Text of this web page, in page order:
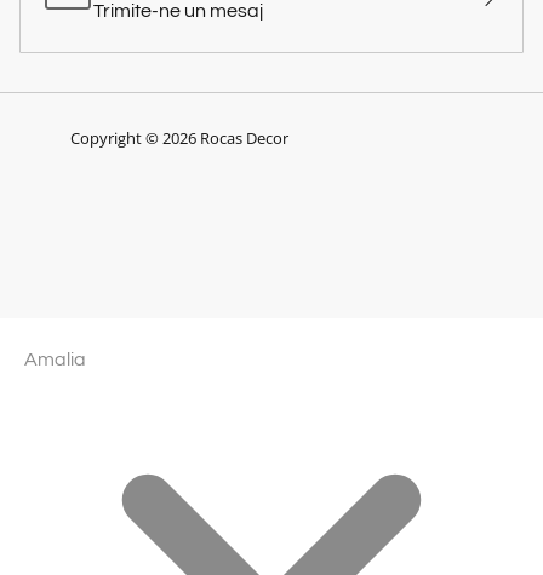
Trimite-ne un mesaj
Copyright © 2026 Rocas Decor
Amalia